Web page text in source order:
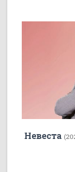
Невеста